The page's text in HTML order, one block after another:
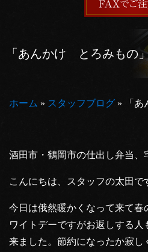
「あんかけ とろみもの
ホーム » スタッフブログ » 「
酒田市・鶴岡市の仕出し弁当
こんにちは、スタッフの太田で
今日は俄然暖かくなって来て春
ワイトデーですがお返しする人
来ました。節約になったか寂